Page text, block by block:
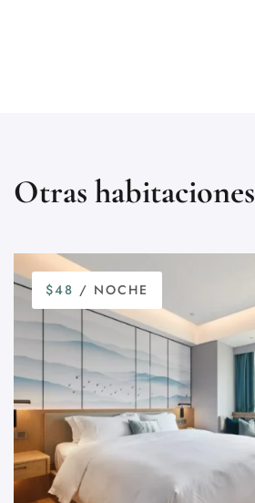
Otras habitaciones
$48 / NOCHE